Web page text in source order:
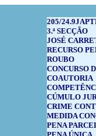
205/
3.ª SECÇÃO
JOSÉ
RECURSO
ROUBO
CONCURSO
COAUTORIA
CÚMULO
CRIME
MEDIDA
PENA